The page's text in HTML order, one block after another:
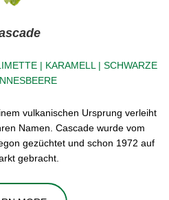
| KARAMELL | SCHWARZE
vulkanischen Ursprung verleiht
Namen. Cascade wurde vom
gezüchtet und schon 1972 auf
gebracht.